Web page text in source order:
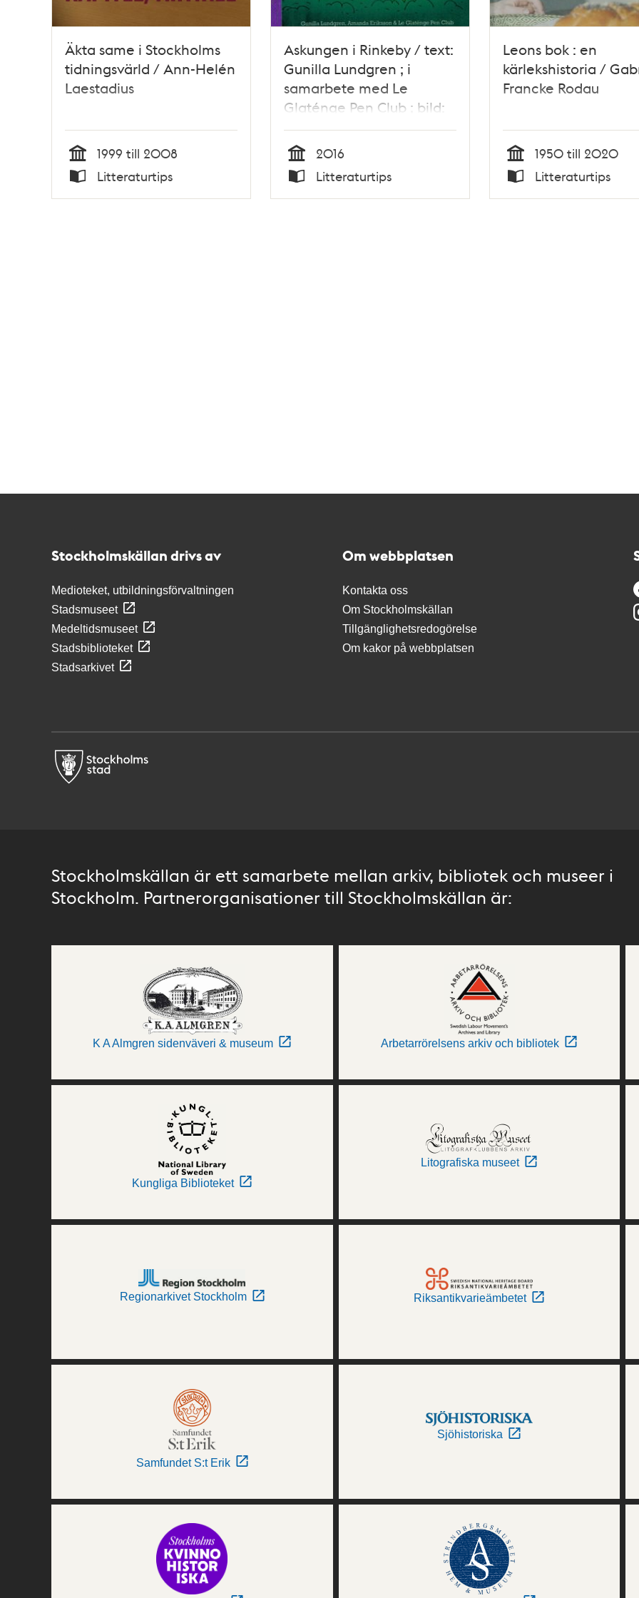
Äkta same i Stockholms
tidningsvärld / Ann-Helén
Laestadius
Tid
1999 till 2008
Typ
Litteraturtips
Askungen i Rinkeby / text:
Gunilla Lundgren ; i
samarbete med Le
Glaténge Pen Club ; bild:
Amanda Eriksson
Tid
2016
Typ
Litteraturtips
Leons bok : en
kärlekshistoria /
Francke Rodau
Tid
1950 till 2020
Typ
Litteraturtips
Stockholmskällan drivs av
Medioteket, utbildningsförvaltningen
Stadsmuseet
Medeltidsmuseet
Stadsbiblioteket
Stadsarkivet
Om webbplatsen
Kontakta oss
Om Stockholmskällan
Tillgänglighetsredogörelse
Om kakor på webbplatsen
Stockholmskällan är ett samarbete mellan arkiv, bibliotek och museer i
Stockholm. Partnerorganisationer till Stockholmskällan är:
K A Almgren sidenväveri & museum Arbetarrörelsens arkiv och bibliotek
Kungliga Biblioteket
Litografiska museet
Regionarkivet Stockholm Riksantikvarieämbetet
Samfundet S:t Erik
Sjöhistoriska